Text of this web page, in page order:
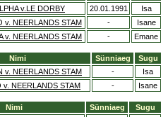
v.LE DORBY 20.01.1991
Isa
v. NEERLANDS STAM -
Isane
v. NEERLANDS STAM - Emane
Nimi Sünniaeg
Sugu
v. NEERLANDS STAM -
Isa
v. NEERLANDS STAM - Isane
Nimi Sünniaeg
Sugu